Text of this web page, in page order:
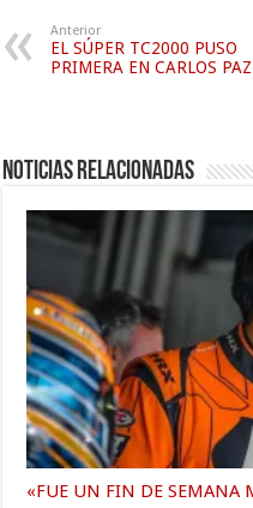
Anterior
EL SÚPER TC2000 PUSO
PRIMERA EN CARLOS PAZ
Noticias relacionadas
«FUE UN FIN DE SEMANA